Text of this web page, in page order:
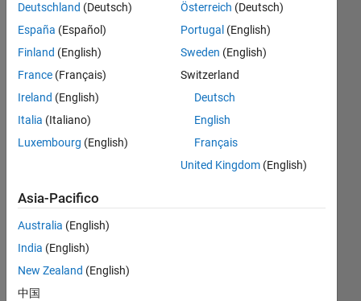
M…
CONTRIBUTI
0
1
3
L
04/18
03/19
02/20
01/21
12/21
11/22
10/23
09/24
08/25
07/26
04/19
04/20
04/21
04/22
04/23
04/24
04/25
04/26
06/19
08/20
10/21
12/22
02/24
06/26
Deutschland (Deutsch)
España (Español)
Finland (English)
France (Français)
Ireland (English)
Italia (Italiano)
Luxembourg (English)
Österreich (Deutsch)
Portugal (English)
Sweden (English)
Switzerland
Deutsch
English
Français
United Kingdom(English)
Asia-Pacifico
Australia (English)
India (English)
New Zealand (English)
中国